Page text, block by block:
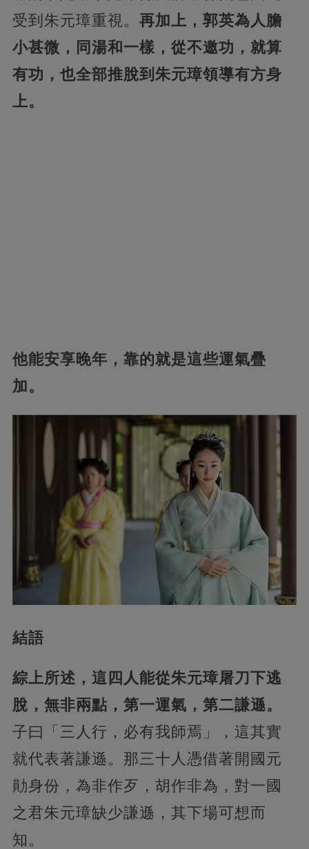
受到朱元璋重視。 再加上，郭英為人膽
小甚微，同湯和一樣，從不邀功，就算
有功，也全部推脫到朱元璋領導有方身
上。
他能安享晚年，靠的就是這些運氣疊
加。
結語
綜上所述，這四人能從朱元璋屠刀下逃
脫，無非兩點，第一運氣，第二謙遜。
子曰「三人行，必有我師焉」，這其實
就代表著謙遜。那三十人憑借著開國元
勛身份，為非作歹，胡作非為，對一國
之君朱元璋缺少謙遜，其下場可想而
知。